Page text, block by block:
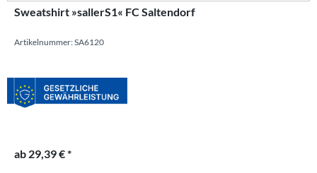
Sweatshirt »sallerS1« FC Saltendorf
Artikelnummer: SA6120
ab 29,39 € *